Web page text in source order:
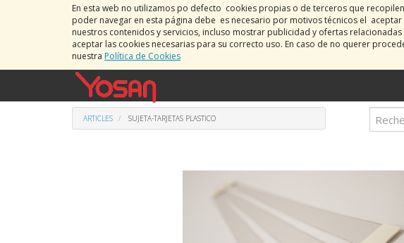
En esta web no utilizamos po defecto cookies propias o de terceros que
poder navegar en esta página debe es necesario por motivos técnicos el
nuestros contenidos y servicios, incluso mostrar publicidad y ofertas
aceptar las cookies necesarias para su correcto uso. En caso de no querer
nuestra Política de Cookies
ARTICLES SUJETA-TARJETAS PLASTICO